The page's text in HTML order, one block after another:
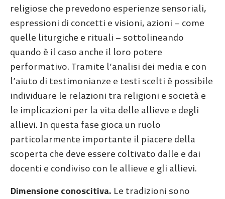
religiose che prevedono esperienze sensoriali,
espressioni di concetti e visioni, azioni – come
quelle liturgiche e rituali – sottolineando
quando è il caso anche il loro potere
performativo. Tramite l’analisi dei media e con
l’aiuto di testimonianze e testi scelti è possibile
individuare le relazioni tra religioni e società e
le implicazioni per la vita delle allieve e degli
allievi. In questa fase gioca un ruolo
particolarmente importante il piacere della
scoperta che deve essere coltivato dalle e dai
docenti e condiviso con le allieve e gli allievi.
Dimensione conoscitiva. Le tradizioni sono